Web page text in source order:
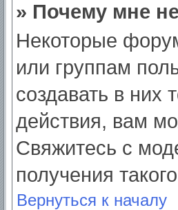
» Почему мне
Некоторые
или группам
создавать в них
действия, вам
Свяжитесь с
получения
Вернуться к началу